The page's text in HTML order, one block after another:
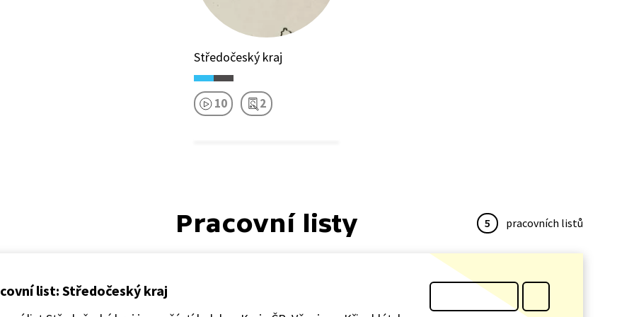
Středočeský kraj
10 2
Pracovní listy 5 pracovních listů
list: Středočeský kraj